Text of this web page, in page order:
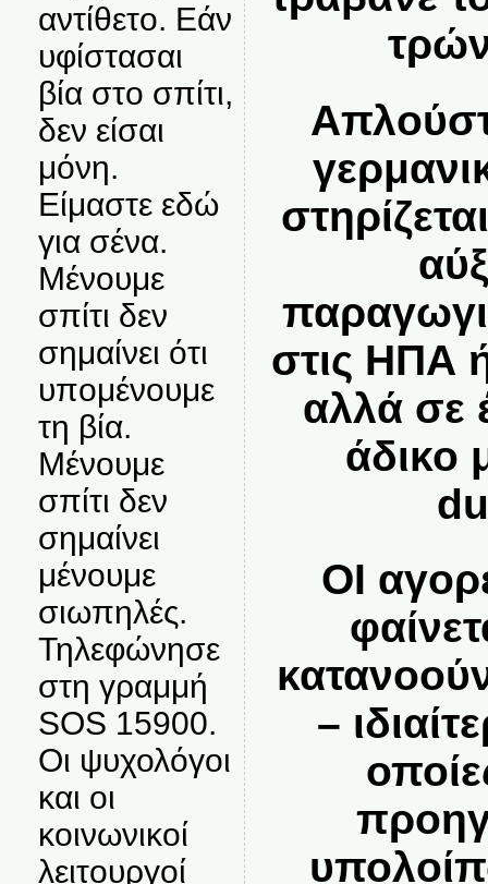
αντίθετο. Εάν
υφίστασαι
βία στο σπίτι,
δεν είσαι
μόνη.
Είμαστε εδώ
για σένα.
Μένουμε
σπίτι δεν
σημαίνει ότι
υπομένουμε
τη βία.
Μένουμε
σπίτι δεν
σημαίνει
μένουμε
σιωπηλές.
Τηλεφώνησε
στη γραμμή
SOS 15900.
Οι ψυχολόγοι
και οι
κοινωνικοί
λειτουργοί
στις ΗΠΑ
αλλά σε
άδικο
ΟΙ
–